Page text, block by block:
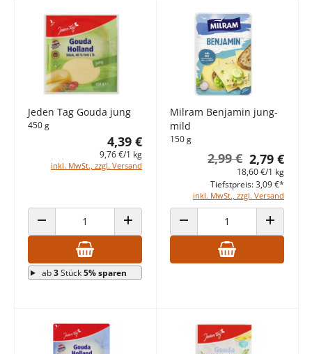
Jeden Tag Gouda jung
450 g
4,39 €
9,76 €/1 kg
inkl. MwSt., zzgl. Versand
ANZAHL VERRINGERN ANZAHL ERHÖHEN
ab3Stück5% sparen
Milram Benjamin jung-
mild
150 g
2,79 €
2,99 €
18,60 €/1 kg
inkl. MwSt., zzgl. Versand
Tiefstpreis: 3,09 €*
ANZAHL VERRINGERN ANZAHL